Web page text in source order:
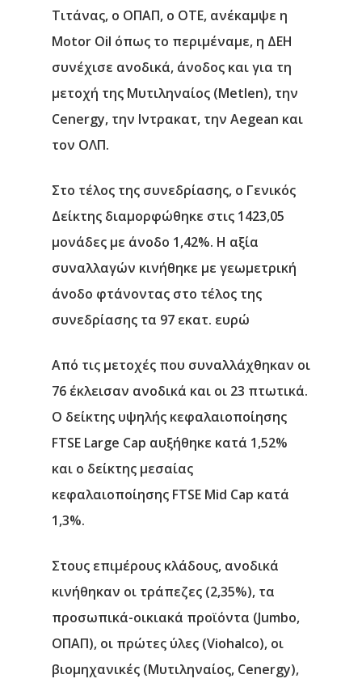
Τιτάνας, ο ΟΠΑΠ, ο ΟΤΕ, ανέκαμψε η
Motor Oil όπως το περιμέναμε, η ΔΕΗ
συνέχισε ανοδικά, άνοδος και για τη
μετοχή της Μυτιληναίος (Metlen), την
Cenergy, την Ιντρακατ, την Aegean και
τον ΟΛΠ.
Στο τέλος της συνεδρίασης, ο Γενικός
Δείκτης διαμορφώθηκε στις 1423,05
μονάδες με άνοδο 1,42%. Η αξία
συναλλαγών κινήθηκε με γεωμετρική
άνοδο φτάνοντας στο τέλος της
συνεδρίασης τα 97 εκατ. ευρώ
Από τις μετοχές που συναλλάχθηκαν οι
76 έκλεισαν ανοδικά και οι 23 πτωτικά.
Ο δείκτης υψηλής κεφαλαιοποίησης
FTSE Large Cap αυξήθηκε κατά 1,52%
και ο δείκτης μεσαίας
κεφαλαιοποίησης FTSE Mid Cap κατά
1,3%.
Στους επιμέρους κλάδους, ανοδικά
κινήθηκαν οι τράπεζες (2,35%), τα
προσωπικά-οικιακά προϊόντα (Jumbo,
ΟΠΑΠ), οι πρώτες ύλες (Viohalco), οι
βιομηχανικές (Μυτιληναίος, Cenergy),